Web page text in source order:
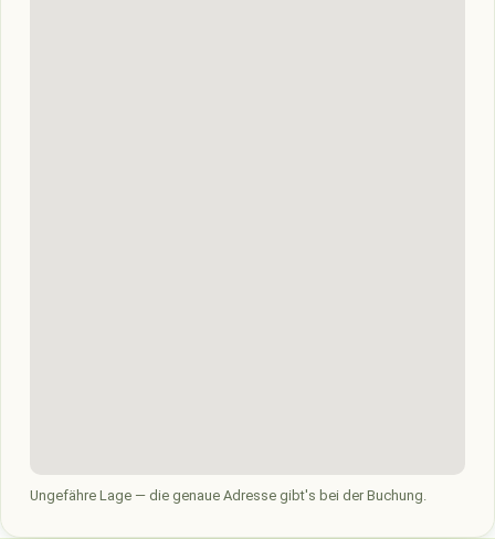
Ungefähre Lage — die genaue Adresse gibt's bei der Buchung.